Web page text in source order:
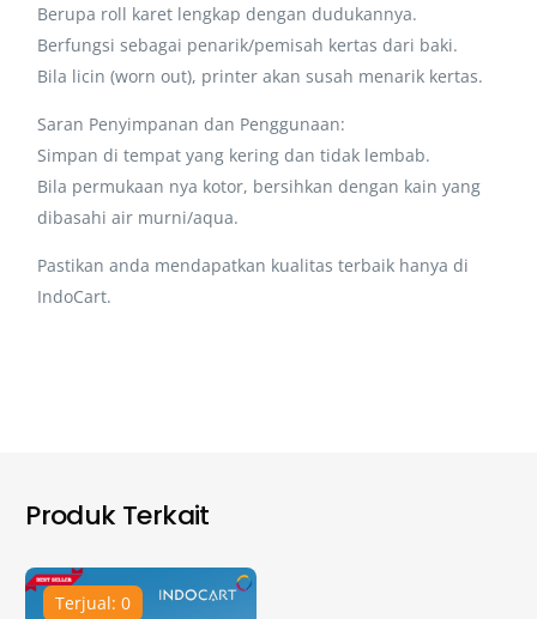
Berupa roll karet lengkap dengan dudukannya.
Berfungsi sebagai penarik/pemisah kertas dari baki.
Bila licin (worn out), printer akan susah menarik kertas.
Saran Penyimpanan dan Penggunaan:
Simpan di tempat yang kering dan tidak lembab.
Bila permukaan nya kotor, bersihkan dengan kain yang
dibasahi air murni/aqua.
Pastikan anda mendapatkan kualitas terbaik hanya di
IndoCart.
Produk Terkait
Terjual: 0